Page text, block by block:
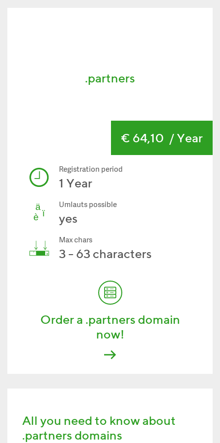
.partners
€ 64,10 / Year
Registration period
1 Year
Umlauts possible
yes
Max chars
3 - 63 characters
Order a .partners domain
now!
All you need to know about
.partners domains